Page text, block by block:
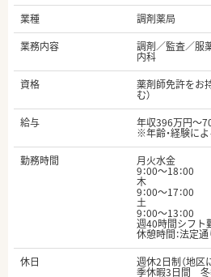
業種
調剤薬局
業務内容
調剤／監査／服
内科
資格
薬剤師免許をお
む）
給与
年収396万円～
※年齢・経験に
勤務時間
月火水金
9：00～18：00
木
9：00～17：00
土
9：00～13：00
週40時間シフト
休憩時間：法定
休日
週休2日制（地
季休暇3日間